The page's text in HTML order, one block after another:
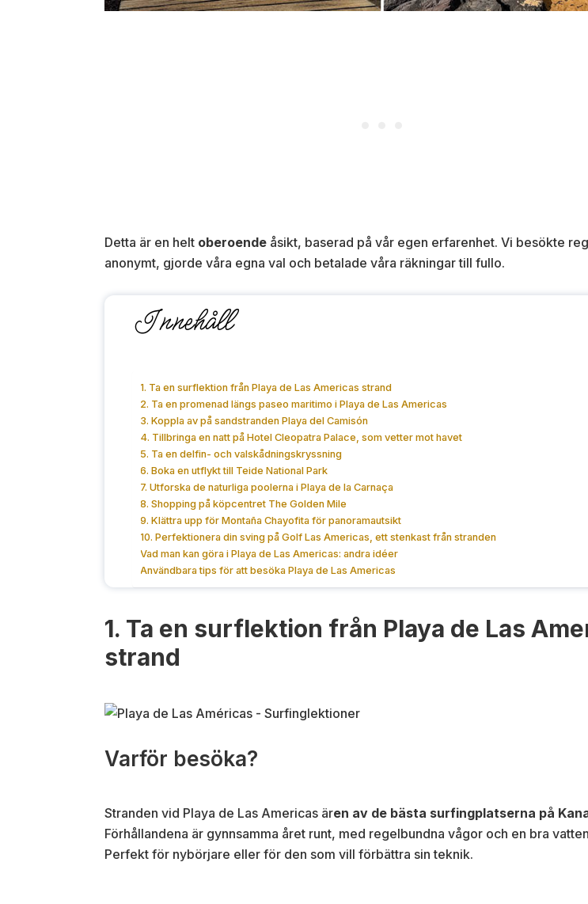
Detta är en helt oberoende åsikt, baserad på vår egen erfarenhet. Vi besökte
anonymt, gjorde våra egna val och betalade våra räkningar till fullo.
Innehåll
1. Ta en surflektion från Playa de Las Americas strand
2. Ta en promenad längs paseo maritimo i Playa de Las Americas
3. Koppla av på sandstranden Playa del Camisón
4. Tillbringa en natt på Hotel Cleopatra Palace, som vetter mot havet
5. Ta en delfin- och valskådningskryssning
6. Boka en utflykt till Teide National Park
7. Utforska de naturliga poolerna i Playa de la Carnaça
8. Shopping på köpcentret The Golden Mile
9. Klättra upp för Montaña Chayofita för panoramautsikt
10. Perfektionera din sving på Golf Las Americas, ett stenkast från stranden
Vad man kan göra i Playa de Las Americas: andra idéer
Användbara tips för att besöka Playa de Las Americas
1. Ta en surflektion från Playa de Las
strand
Varför besöka?
Stranden vid Playa de Las Americas ären av de bästa surfingplatserna på
Förhållandena är gynnsamma året runt, med regelbundna vågor och en bra
Perfekt för nybörjare eller för den som vill förbättra sin teknik.